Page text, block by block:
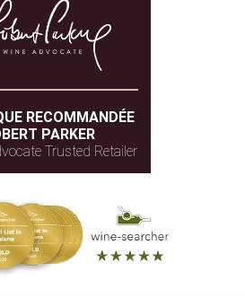
RECOMMANDÉE
PARKER
Trusted Retailer